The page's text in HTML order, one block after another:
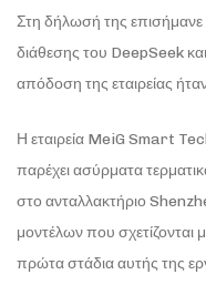
Στη δήλωσή της επισήμανε
διάθεσης του DeepSeek
απόδοση της εταιρείας
Η εταιρεία MeiG Smart
παρέχει ασύρματα
στο ανταλλακτήριο
μοντέλων που σχετίζονται
πρώτα στάδια αυτής της